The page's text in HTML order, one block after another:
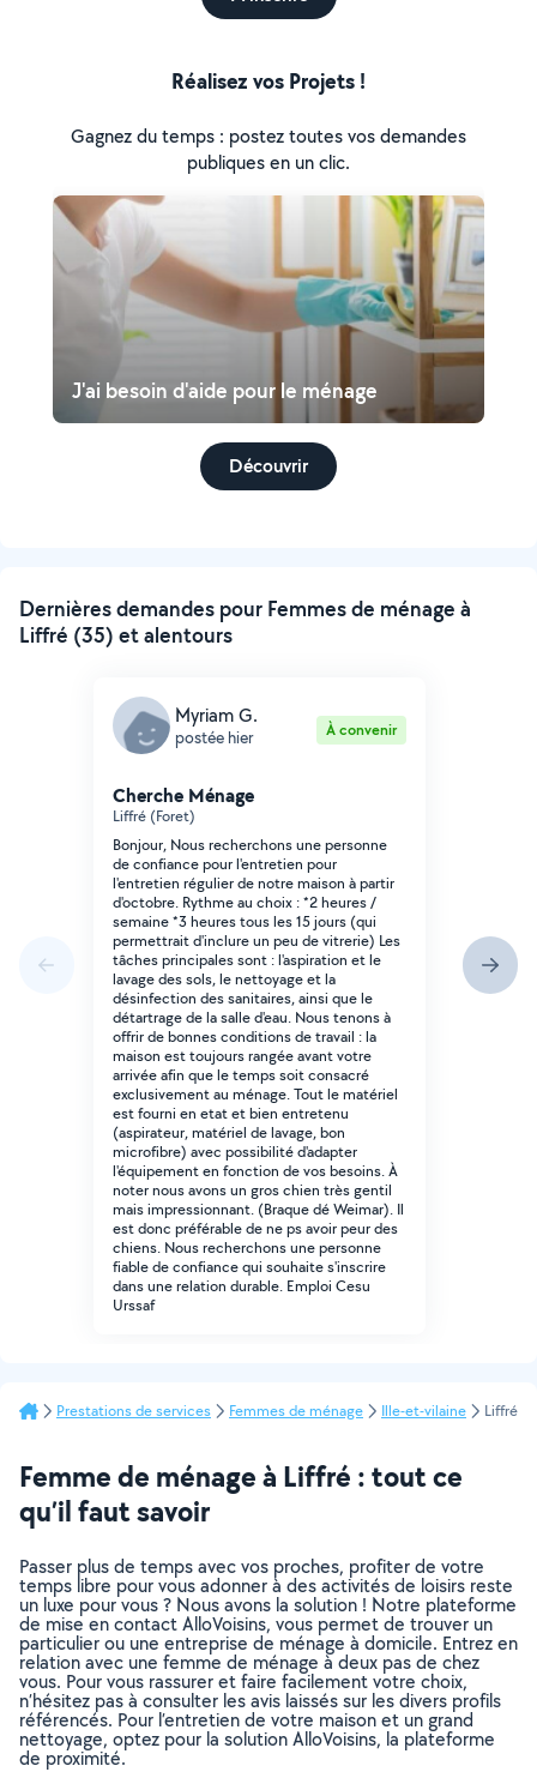
Réalisez vos Projets !
Gagnez du temps : postez toutes vos demandes
publiques en un clic.
J'ai besoin d'aide pour le ménage
Découvrir
Dernières demandes pour Femmes de ménage à
Liffré (35) et alentours
Myriam G.
postée hier À convenir
Cherche Ménage
Liffré (Foret)
Bonjour, Nous recherchons une personne
de confiance pour l'entretien pour
l'entretien régulier de notre maison à partir
d'octobre. Rythme au choix : *2 heures /
semaine *3 heures tous les 15 jours (qui
permettrait d'inclure un peu de vitrerie) Les
tâches principales sont : l'aspiration et le
lavage des sols, le nettoyage et la
désinfection des sanitaires, ainsi que le
détartrage de la salle d'eau. Nous tenons à
offrir de bonnes conditions de travail : la
maison est toujours rangée avant votre
arrivée afin que le temps soit consacré
exclusivement au ménage. Tout le matériel
est fourni en etat et bien entretenu
(aspirateur, matériel de lavage, bon
microfibre) avec possibilité d'adapter
l'équipement en fonction de vos besoins. À
noter nous avons un gros chien très gentil
mais impressionnant. (Braque dé Weimar). Il
est donc préférable de ne ps avoir peur des
chiens. Nous recherchons une personne
fiable de confiance qui souhaite s'inscrire
dans une relation durable. Emploi Cesu
Urssaf
Prestations de services Femmes de ménage Ille-et-vilaine Liffré
Femme de ménage à Liffré : tout ce
qu’il faut savoir
Passer plus de temps avec vos proches, profiter de votre
temps libre pour vous adonner à des activités de loisirs reste
un luxe pour vous ? Nous avons la solution ! Notre plateforme
de mise en contact AlloVoisins, vous permet de trouver un
particulier ou une entreprise de ménage à domicile. Entrez en
relation avec une femme de ménage à deux pas de chez
vous. Pour vous rassurer et faire facilement votre choix,
n’hésitez pas à consulter les avis laissés sur les divers profils
référencés. Pour l’entretien de votre maison et un grand
nettoyage, optez pour la solution AlloVoisins, la plateforme
de proximité.